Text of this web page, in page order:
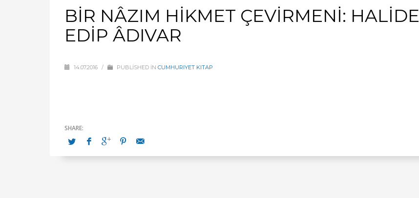
BİR NÂZIM HİKMET ÇEVİRMENİ: HALİDE
EDİP ÂDIVAR
14.07.2016 / PUBLISHED IN CUMHURIYET KITAP